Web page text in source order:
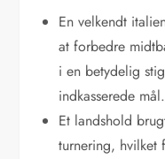
En velkendt
at forbedre
i en betydelig
indkasserede mål.
Et landshold
turnering,